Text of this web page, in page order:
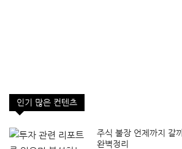
인기 많은 컨텐츠
주식 불장 언제까지 갈
완벽정리